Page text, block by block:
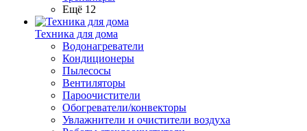
Ещё 12
Техника для дома
Водонагреватели
Кондиционеры
Пылесосы
Вентиляторы
Пароочистители
Обогреватели/конвекторы
Увлажнители и очистители воздуха